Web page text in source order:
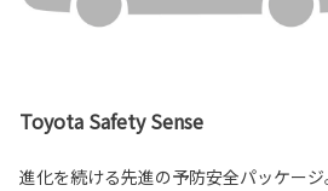
Toyota Safety Sense
進化を続ける先進の予防安全パッケージ